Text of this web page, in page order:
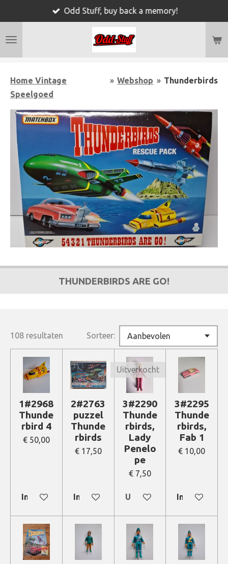
naar
Odd Stuff, buy back a memory!
Home Vintage
Speelgoed
» Webshop » Thunderbirds
THUNDERBIRDS ARE GO!
108 resultaten Sorteer:
1#2968
Thunde
rbird 4
€ 50,00
In winkelwagen
2#2763
puzzel
Thunde
rbirds
€ 17,50
In winkelwagen
Uitverkocht
3#2290
Thunde
rbirds,
Lady
Penelo
pe
€ 7,50
Uitverkocht
3#2295
Thunde
rbirds,
Fab 1
€ 10,00
In